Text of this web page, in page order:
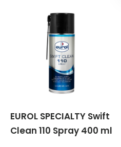
EUROL SPECIALTY Swift
Clean 110 Spray 400 ml